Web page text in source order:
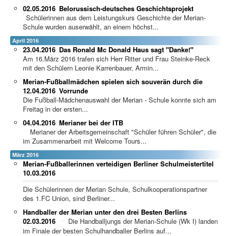
Belorussisch-deutsches Geschichtsprojekt
02.05.2016
Schülerinnen aus dem Leistungskurs Geschichte der Merian-
Schule wurden auserwählt, an einem höchst...
April 2016
Das Ronald Mc Donald Haus sagt "Danke!"
23.04.2016
Am 16.März 2016 trafen sich Herr Ritter und Frau Steinke-Reck
mit den Schülern Leonie Karrenbauer, Armin...
Merian-Fußballmädchen spielen sich souverän durch die
Vorrunde
12.04.2016
Die Fußball-Mädchenauswahl der Merian - Schule konnte sich am
Freitag in der ersten...
Merianer bei der ITB
04.04.2016
Merianer der Arbeitsgemeinschaft "Schüler führen Schüler", die
im Zusammenarbeit mit Welcome Tours...
März 2016
Merian-Fußballerinnen verteidigen Berliner Schulmeistertitel
10.03.2016
Die Schülerinnen der Merian Schule, Schulkooperationspartner
des 1.FC Union, sind Berliner...
Handballer der Merian unter den drei Besten Berlins
02.03.2016
Die Handballjungs der Merian-Schule (Wk I) landen
im Finale der besten Schulhandballer Berlins auf...